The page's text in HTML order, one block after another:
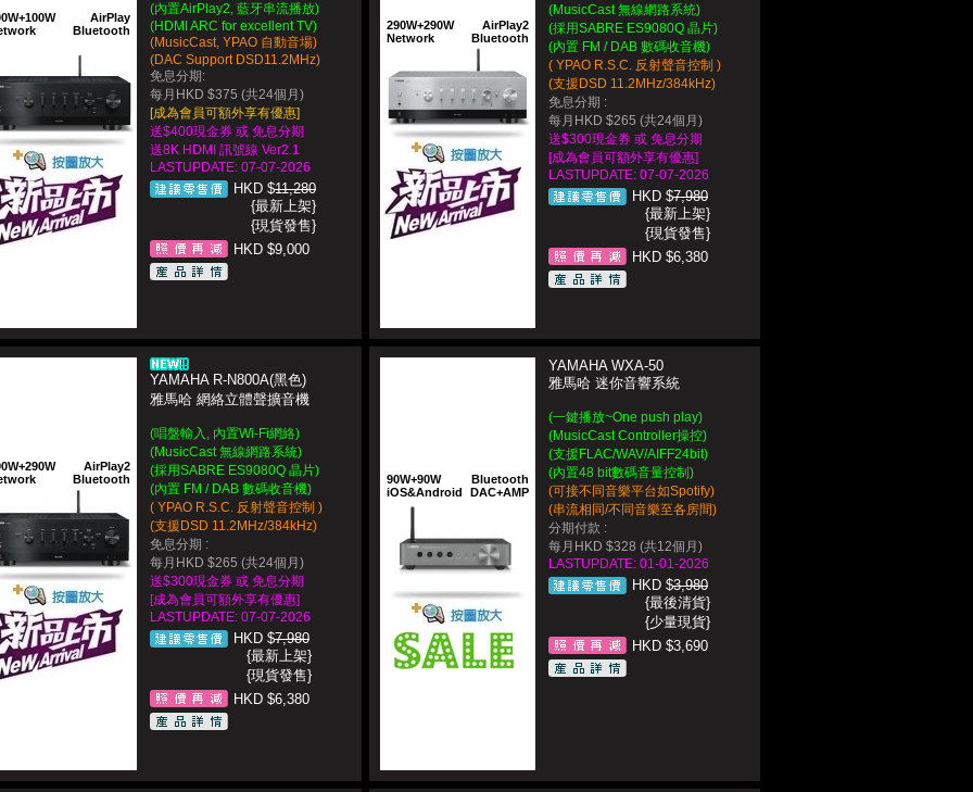
AirPlay
Bluetooth
(內置AirPlay2, 藍牙串流播放)
(HDMI ARC for excellent TV)
(MusicCast, YPAO 自動音場)
(DAC Support DSD11.2MHz)
免息分期:
每月HKD $375 (共24個月)
[成為會員可額外享有優惠]
送$400現金券 或 免息分期
送8K HDMI 訊號線 Ver2.1
LASTUPDATE: 07-07-2026
HKD $11,280
{最新上架}
{現貨發售}
HKD $9,000
290W+290W
Network
AirPlay2
Bluetooth
(MusicCast 無線網路系統)
(採用SABRE ES9080Q 晶片)
(內置 FM / DAB 數碼收音機)
( YPAO R.S.C. 反射聲音控制 )
(支援DSD 11.2MHz/384kHz)
免息分期 :
每月HKD $265 (共24個月)
送$300現金券 或 免息分期
[成為會員可額外享有優惠]
LASTUPDATE: 07-07-2026
HKD $7,980
{最新上架}
{現貨發售}
HKD $6,380
AirPlay2
Bluetooth
YAMAHA R-N800A(黑色)
雅馬哈 網絡立體聲擴音機
(唱盤輸入, 內置Wi-Fi網絡)
(MusicCast 無線網路系統)
(採用SABRE ES9080Q 晶片)
(內置 FM / DAB 數碼收音機)
( YPAO R.S.C. 反射聲音控制 )
(支援DSD 11.2MHz/384kHz)
免息分期 :
每月HKD $265 (共24個月)
送$300現金券 或 免息分期
[成為會員可額外享有優惠]
LASTUPDATE: 07-07-2026
HKD $7,980
{最新上架}
{現貨發售}
HKD $6,380
90W+90W
iOS&Android
Bluetooth
DAC+AMP
YAMAHA WXA-50
雅馬哈 迷你音響系統
(一鍵播放~One push play)
(MusicCast Controller操控)
(支援FLAC/WAV/AIFF24bit)
(內置48 bit數碼音量控制)
(可接不同音樂平台如Spotify)
(串流相同/不同音樂至各房間)
分期付款 :
每月HKD $328 (共12個月)
LASTUPDATE: 01-01-2026
HKD $3,980
{最後清貨}
{少量現貨}
HKD $3,690